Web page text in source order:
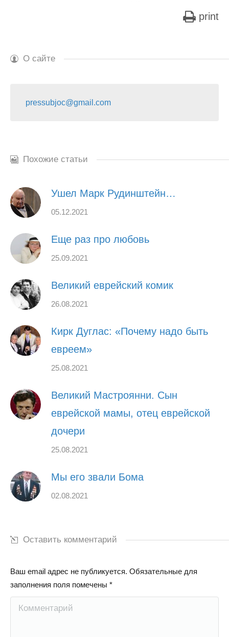
print
О сайте
pressubjoc@gmail.com
Похожие статьи
Ушел Марк Рудинштейн…
05.12.2021
Еще раз про любовь
25.09.2021
Великий еврейский комик
26.08.2021
Кирк Дуглас: «Почему надо быть
евреем»
25.08.2021
Великий Мастроянни. Сын
еврейской мамы, отец еврейской
дочери
25.08.2021
Мы его звали Бома
02.08.2021
Оставить комментарий
Ваш email адрес не публикуется. Обязательные для
заполнения поля помечены *
Комментарий